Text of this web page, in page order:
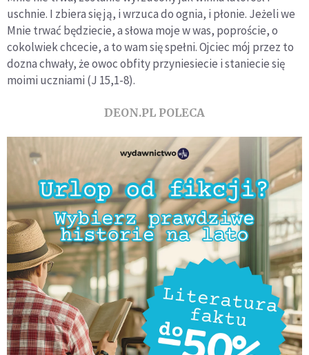
uschnie. I zbiera się ją, i wrzuca do ognia, i płonie. Jeżeli we
Mnie trwać będziecie, a słowa moje w was, poproście, o
cokolwiek chcecie, a to wam się spełni. Ojciec mój przez to
dozna chwały, że owoc obfity przyniesiecie i staniecie się
moimi uczniami (J 15,1-8).
DEON.PL POLECA